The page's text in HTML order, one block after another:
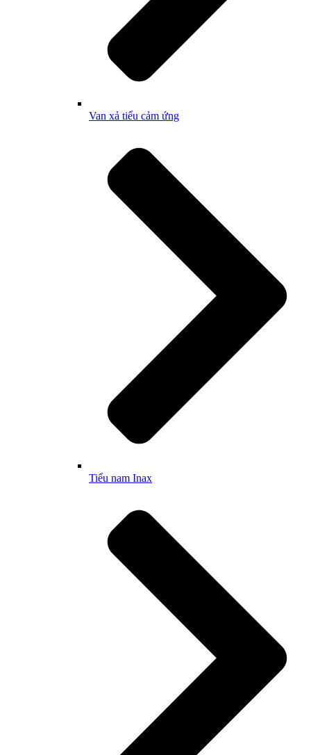
Van xả tiểu cảm ứng
Tiểu nam Inax